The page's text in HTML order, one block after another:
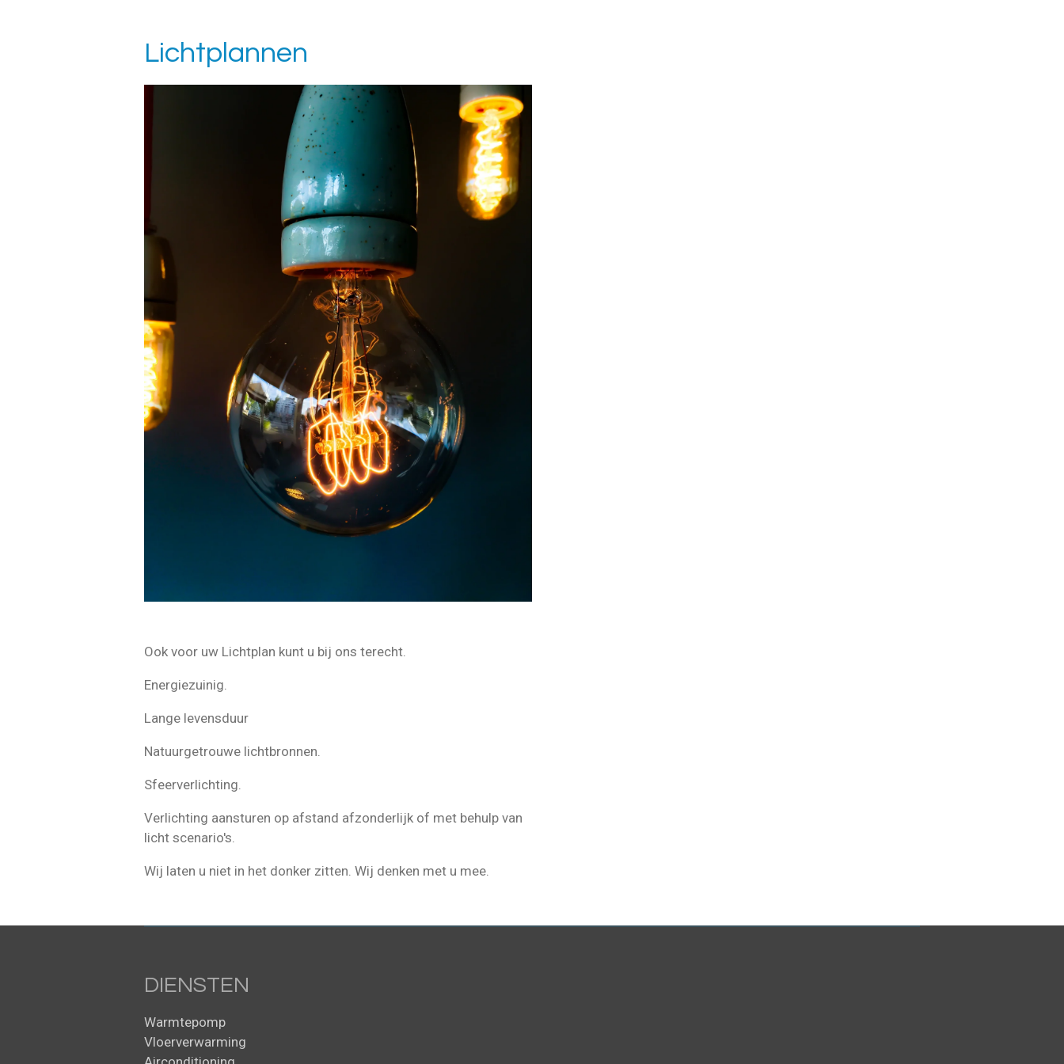
Lichtplannen
Ook voor uw Lichtplan kunt u bij ons terecht.
Energiezuinig.
Lange levensduur
Natuurgetrouwe lichtbronnen.
Sfeerverlichting.
Verlichting aansturen op afstand afzonderlijk of met behulp van
licht scenario's.
Wij laten u niet in het donker zitten. Wij denken met u mee.
DIENSTEN
Warmtepomp
Vloerverwarming